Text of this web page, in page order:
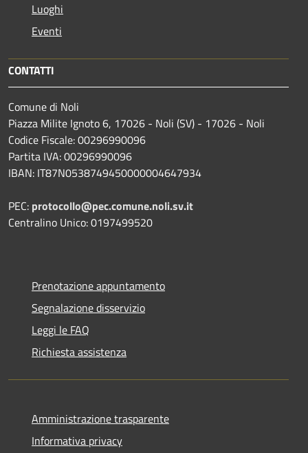
Luoghi
Eventi
CONTATTI
Comune di Noli
Piazza Milite Ignoto 6, 17026 - Noli (SV) - 17026 - Noli
Codice Fiscale: 00296990096
Partita IVA: 00296990096
IBAN: IT87N0538749450000004647934
PEC: protocollo@pec.comune.noli.sv.it
Centralino Unico: 0197499520
Prenotazione appuntamento
Segnalazione disservizio
Leggi le FAQ
Richiesta assistenza
Amministrazione trasparente
Informativa privacy